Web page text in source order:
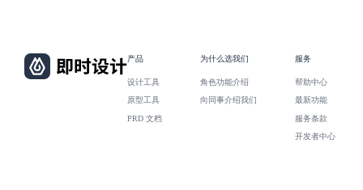
产品
设计工具
原型工具
PRD 文档
为什么选我们
角色功能介绍
向同事介绍我们
服务
帮助中心
最新功能
服务条款
开发者中心